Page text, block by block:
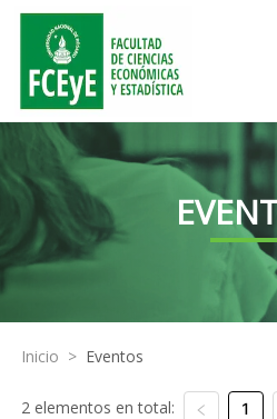
Inicio > Eventos
2 elementos en total: 1